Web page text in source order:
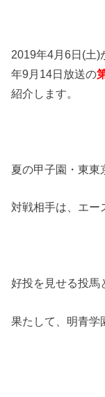
2019年4月6日(土)
年9月14日放送の
紹介します。
夏の甲子園・東東
対戦相手は、エー
好投を見せる投馬
果たして、明青学